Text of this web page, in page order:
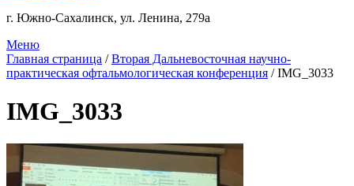
г. Южно-Сахалинск, ул. Ленина, 279а
Меню
Главная страница /Вторая Дальневосточная научно-
практическая офтальмологическая конференция /IMG_3033
IMG_3033